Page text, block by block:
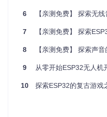
实验能帮助你理解无人机如
误区警示：传感器越多越好？
好。实际上，每种传感器都
的关键在于如何通过算法融
6 【亲测免费】 探索无线音频实时传输新
7 【亲测免费】 探索ESP32-
8 【亲测免费】 探索声音的数字
9 从零开始ESP32无人
10 探索ESP32的复古游